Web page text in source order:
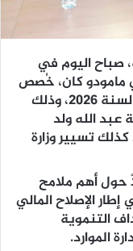
صباح اليوم في
مامودو كان، خُصص
لمناقشة مشروع قانون المالية الأصلي لسنة 2026، وذلك
عبد الله ولد
تسيير وزارة
حول أهم ملامح
الإصلاح المالي
التنموية
الموارد.